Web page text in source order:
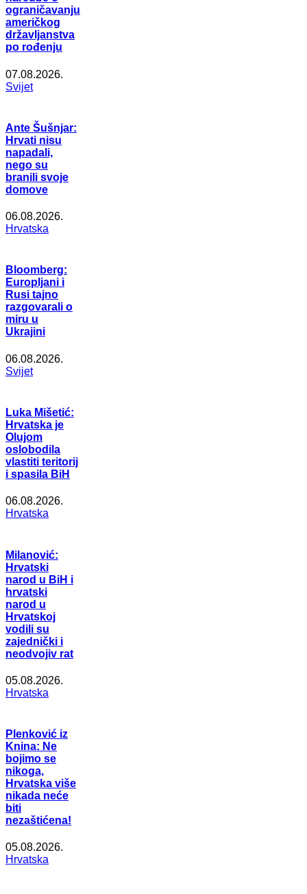
ograničavanju
američkog
državljanstva
po rođenju
07.08.2026.
Svijet
Ante Šušnjar:
Hrvati nisu
napadali,
nego su
branili svoje
domove
06.08.2026.
Hrvatska
Bloomberg:
Europljani i
Rusi tajno
razgovarali o
miru u
Ukrajini
06.08.2026.
Svijet
Luka Mišetić:
Hrvatska je
Olujom
oslobodila
vlastiti teritorij
i spasila BiH
06.08.2026.
Hrvatska
Milanović:
Hrvatski
narod u BiH i
hrvatski
narod u
Hrvatskoj
vodili su
zajednički i
neodvojiv rat
05.08.2026.
Hrvatska
Plenković iz
Knina: Ne
bojimo se
nikoga,
Hrvatska više
nikada neće
biti
nezaštićena!
05.08.2026.
Hrvatska